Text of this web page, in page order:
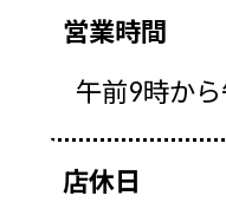
営業時間
午前9時か
店休日